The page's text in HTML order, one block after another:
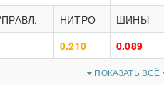
НИТРО ШИНЫ
0.210 0.089
ПОКАЗАТЬ ВСЁ